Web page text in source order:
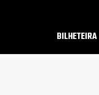
BILHETEIRA